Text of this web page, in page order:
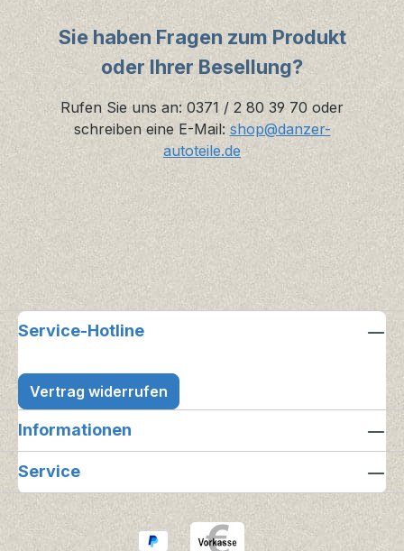
Sie haben Fragen zum Produkt
oder Ihrer Besellung?
Rufen Sie uns an: 0371 / 2 80 39 70 oder
schreiben eine E-Mail: shop@danzer-
autoteile.de
Service-Hotline
Vertrag widerrufen
Informationen
Service